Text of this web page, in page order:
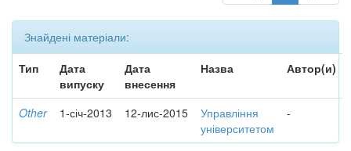
Знайдені матеріали:
Тип
Дата
випуску
Дата
внесення
Назва Автор(и)
Other 1-січ-2013 12-лис-2015
Управління
університетом
-